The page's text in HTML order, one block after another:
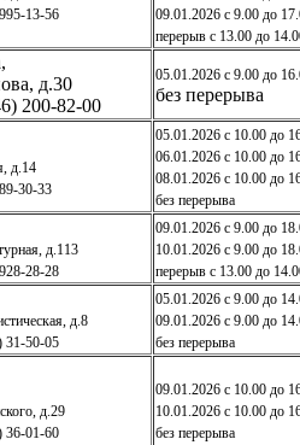
13-56
09.01.2026 с 9.00 до
перерыв с 13.00 до
д.30
200-82-00
05.01.2026 с 9.00 до
без перерыва
д.14
30-33
05.01.2026 с 10.00 до
06.01.2026 с 10.00 до
08.01.2026 с 10.00 до
без перерыва
д.113
28-28
09.01.2026 с 9.00 до
10.01.2026 с 9.00 до
перерыв с 13.00 до
д.8
31-50-05
05.01.2026 с 9.00 до
09.01.2026 с 9.00 до
без перерыва
д.29
36-01-60
09.01.2026 с 10.00 до
10.01.2026 с 10.00 до
без перерыва